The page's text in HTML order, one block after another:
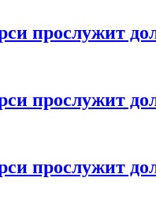
прослужит
прослужит
прослужит